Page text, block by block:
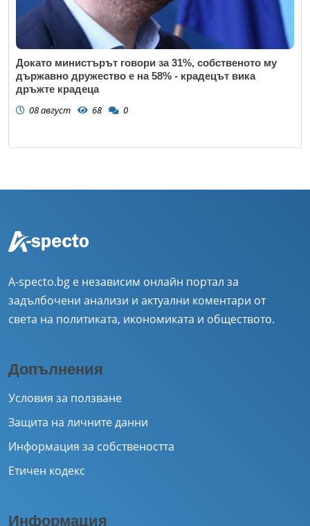
Докато министърът говори за 31%, собственото му
държавно дружество е на 58% - крадецът вика
дръжте крадеца
08 август 68 0
A-specto.bg е независим онлайн портал за
задълбочени анализи и актуални коментари от
света на политиката, икономиката и обществото.
Допълнения
Условия за ползване
Защита на личните данни
Информация за собствеността
Етичен кодекс
Информация